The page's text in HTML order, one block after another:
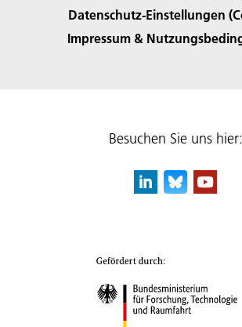
Datenschutz-Einstellungen
Impressum &
Besuchen Sie uns hier: